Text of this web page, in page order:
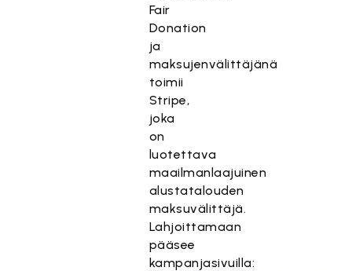
Fair
Donation
ja
maksujenvälittäjänä
toimii
Stripe,
joka
on
luotettava
maailmanlaajuinen
alustatalouden
maksuvälittäjä.
Lahjoittamaan
pääsee
kampanjasivuilla: